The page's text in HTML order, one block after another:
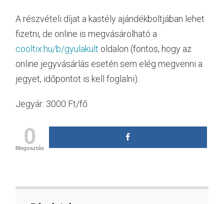
A részvételi díjat a kastély ajándékboltjában lehet
fizetni, de online is megvásárolható a
cooltix.hu/b/gyulakult oldalon (fontos, hogy az
online jegyvásárlás esetén sem elég megvenni a
jegyet, időpontot is kell foglalni).
Jegyár: 3000 Ft/fő
0
Megosztás